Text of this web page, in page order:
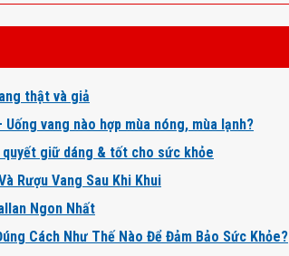
thật và giả
Uống vang nào hợp mùa nóng, mùa lạnh?
quyết giữ dáng & tốt cho sức khỏe
Rượu Vang Sau Khi Khui
Ngon Nhất
Cách Như Thế Nào Để Đảm Bảo Sức Khỏe?